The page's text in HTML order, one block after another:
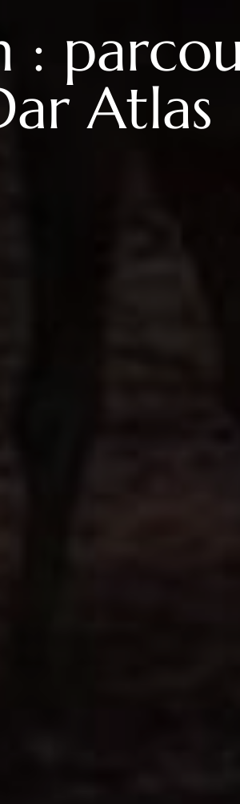
:
Atlas